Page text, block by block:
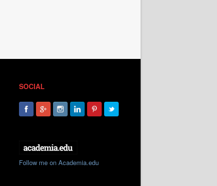
SOCIAL
Follow me on Academia.edu